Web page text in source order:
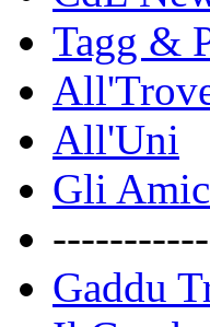
Tagg &
All'Uni
Gli
Gaddu